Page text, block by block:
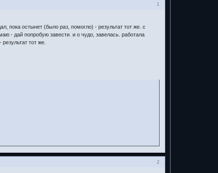
1
пока остынет (было раз, помогло) - результат тот же. с
- дай попробую завести. и о чудо, завелась. работала
тот же.
2